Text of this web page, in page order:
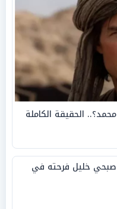
الحقيقة الكاملة
صبحي خليل فرحته في